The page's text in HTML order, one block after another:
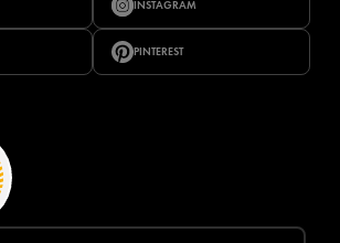
INSTAGRAM
PINTEREST